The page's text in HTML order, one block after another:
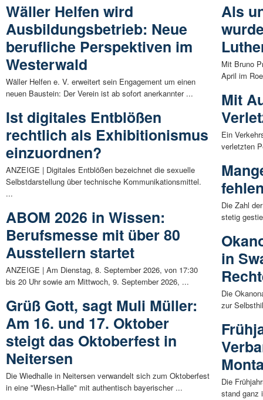
Wäller Helfen wird
Ausbildungsbetrieb: Neue
berufliche Perspektiven im
Westerwald
Wäller Helfen e. V. erweitert sein Engagement um einen
neuen Baustein: Der Verein ist ab sofort anerkannter ...
Ist digitales Entblößen
rechtlich als Exhibitionismus
einzuordnen?
ANZEIGE | Digitales Entblößen bezeichnet die sexuelle
Selbstdarstellung über technische Kommunikationsmittel.
...
ABOM 2026 in Wissen:
Berufsmesse mit über 80
Ausstellern startet
ANZEIGE | Am Dienstag, 8. September 2026, von 17:30
bis 20 Uhr sowie am Mittwoch, 9. September 2026, ...
Grüß Gott, sagt Muli Müller:
Am 16. und 17. Oktober
steigt das Oktoberfest in
Neitersen
Die Wiedhalle in Neitersen verwandelt sich zum Oktoberfest
in eine "Wiesn-Halle" mit authentisch bayerischer ...
Als
Mit Bruno
April im
Mit
Ein
verletzten
Die Zahl
stetig
in
Die
zur
Die
stand ganz